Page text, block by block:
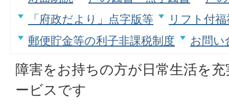
「府政だより」点字版等
リフト付
郵便貯金等の利子非課税制度
お問い
障害をお持ちの方が日常生活を
ービスです